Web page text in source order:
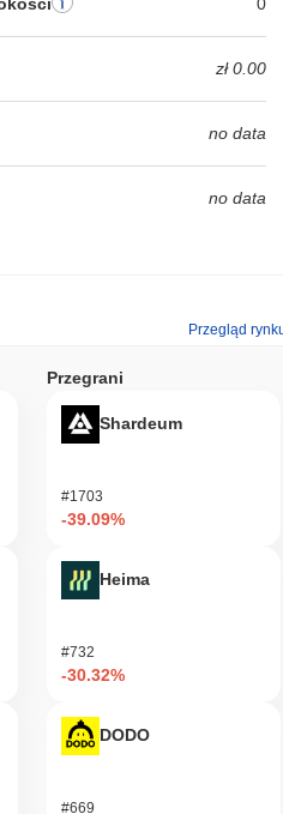
zł 0.00
no data
no data
Przegląd
Przegrani
Shardeum
#1703
-39.09%
Heima
#732
-30.32%
DODO
#669